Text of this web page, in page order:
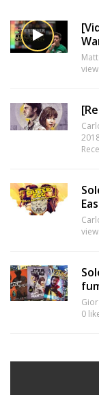
0